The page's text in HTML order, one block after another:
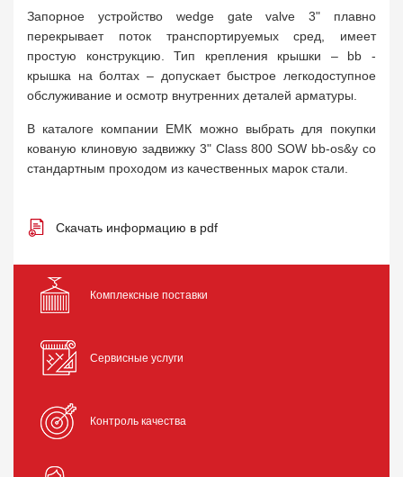
Запорное устройство wedge gate valve 3" плавно
перекрывает поток транспортируемых сред, имеет
простую конструкцию. Тип крепления крышки – bb -
крышка на болтах – допускает быстрое легкодоступное
обслуживание и осмотр внутренних деталей арматуры.
В каталоге компании ЕМК можно выбрать для покупки
кованую клиновую задвижку 3" Class 800 SOW bb-os&y со
стандартным проходом из качественных марок стали.
Скачать информацию в pdf
Комплексные поставки
Сервисные услуги
Контроль качества